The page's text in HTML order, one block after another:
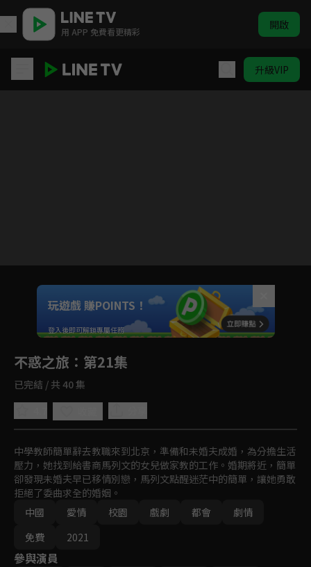
用 APP 免費看更精彩 開啟
升級VIP
Unmute
如有不便請見諒
玩遊戲 賺POINTS！
登入後即可解鎖專屬任務
不惑之旅 ：第21集
已完結 / 共 40 集
中學教師簡單辭去教職來到北京，準備和未婚夫成婚，為分擔生活
壓力，她找到給書商馬列文的女兒做家教的工作。婚期將近，簡單
卻發現未婚夫早已移情別戀，馬列文點醒迷茫中的簡單，讓她勇敢
拒絕了委曲求全的婚姻。
中國
愛情 校園 戲劇 都會
劇情
免費
2021
參與演員